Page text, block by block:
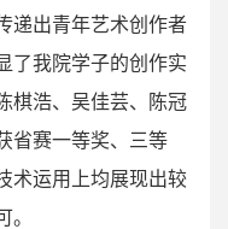
递出青年艺术创作者
了我院学子的创作实
棋浩、吴佳芸、陈冠
省赛一等奖、三等
术运用上均展现出较
。